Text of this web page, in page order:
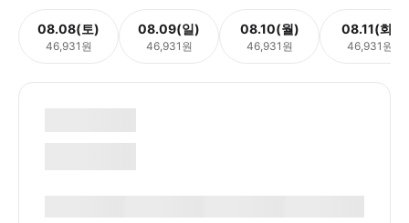
08.08(토)
46,931원
08.09(일)
46,931원
08.10(월)
46,931원
08.11(화)
46,931원